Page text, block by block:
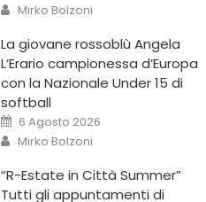
Mirko Bolzoni
La giovane rossoblù Angela
L’Erario campionessa d’Europa
con la Nazionale Under 15 di
softball
6 Agosto 2026
Mirko Bolzoni
“R-Estate in Città Summer”
Tutti gli appuntamenti di